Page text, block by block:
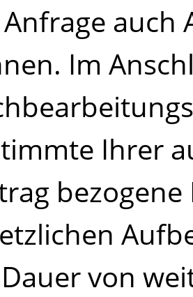
auch
Im
Ihrer
von